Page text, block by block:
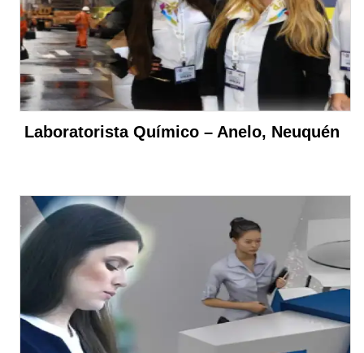
Laboratorista Químico – Anelo, Neuquén